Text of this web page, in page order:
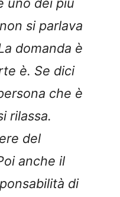
si parlava
domanda è
è. Se dici
che è
rilassa.
del
anche il
di